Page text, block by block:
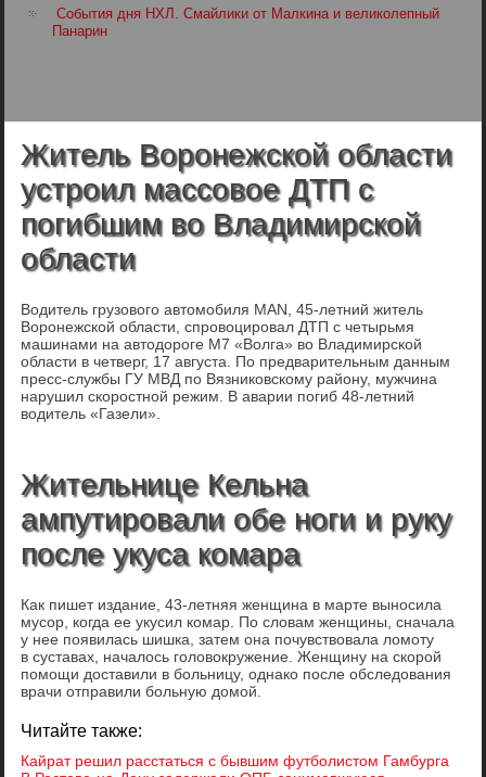
События дня НХЛ. Смайлики от Малкина и великолепный
Панарин
Житель Воронежской области
устроил массовое ДТП с
погибшим во Владимирской
области
Водитель грузового автомобиля MAN, 45-летний житель
Воронежской области, спровоцировал ДТП с четырьмя
машинами на автодороге М7 «Волга» во Владимирской
области в четверг, 17 августа. По предварительным данным
пресс-службы ГУ МВД по Вязниковскому району, мужчина
нарушил скоростной режим. В аварии погиб 48-летний
водитель «Газели».
Жительнице Кельна
ампутировали обе ноги и руку
после укуса комара
Как пишет издание, 43-летняя женщина в марте выносила
мусор, когда ее укусил комар. По словам женщины, сначала
у нее появилась шишка, затем она почувствовала ломоту
в суставах, началось головокружение. Женщину на скорой
помощи доставили в больницу, однако после обследования
врачи отправили больную домой.
Читайте также:
Кайрат решил расстаться с бывшим футболистом Гамбурга